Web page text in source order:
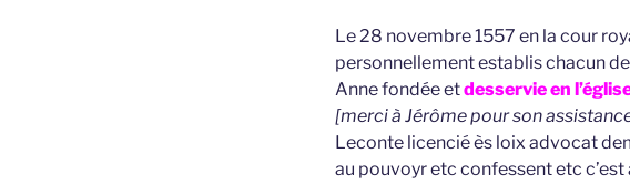
Le 28 novembre 1557 en la cour
personnellement establis chacun
Anne fondée etdesservie en
[merci à Jérôme pour son
Leconte licencié ès loix advocat
au pouvoyr etc confessent etc